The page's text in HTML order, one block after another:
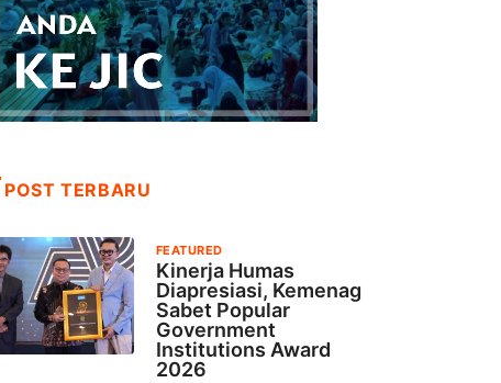
POST TERBARU
FEATURED
Kinerja Humas
Diapresiasi, Kemenag
Sabet Popular
Government
Institutions Award
2026